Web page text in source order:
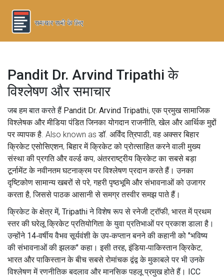
Pandit Dr. Arvind Tripathi के
विश्लेषण और समाचार
जब हम बात करते हैं Pandit Dr. Arvind Tripathi,एक प्रमुख सामाजिक
विश्लेषक और मीडिया पंडित जिनका योगदान राजनीति, खेल और आर्थिक मुद्दों
पर व्यापक है . Also known asडॉ. अर्विंद त्रिपाठी, वह अक्सरबिहार
क्रिकेट एसोसिएशन,बिहार में क्रिकेट को प्रोत्साहित करने वाली मुख्य
संस्थाकी प्रगति औरवर्ल्ड कप, अंतरराष्ट्रीय क्रिकेट का सबसे बड़ा
टूर्नामेंटके नवीनतम घटनाक्रम पर विश्लेषण प्रदान करते हैं। उनका
दृष्टिकोण सामान्य खबरों से परे, गहरी पृष्ठभूमि और संभावनाओं को उजागर
करता है, जिससे पाठक आसानी से समग्र तस्वीर समझ पाते हैं।
क्रिकेट के क्षेत्र में, Tripathi ने विशेष रूप सेरनेजी ट्रॉफी, भारत में प्रथम
स्तर की घरेलू क्रिकेट प्रतियोगिताके युवा प्रतिभाओं पर प्रकाश डाला है।
उन्होंने 14‑वर्षीय वैभव सूर्यवंशी के उप‑कप्तान बनने की कहानी को "भविष्य
की संभावनाओं की झलक" कहा। इसी तरह,इंडिया‑पाकिस्तान क्रिकेट,
भारत और पाकिस्तान के बीच सबसे रोमांचक द्वंद्वके मुकाबले पर भी उनके
विश्लेषण में रणनीतिक बदलाव और मानसिक पहलू प्रमुख होते हैं। ICC